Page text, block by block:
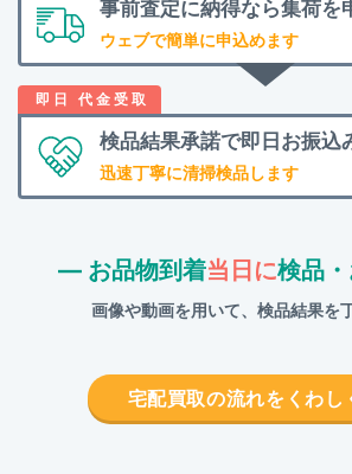
事前査定に納得なら集荷を
ウェブで簡単に申込めます
検品結果承諾で即日お振込
迅速丁寧に清掃検品します
― お品物到着当日に検品
画像や動画を用いて、検品結果を
宅配買取の流れをくわし